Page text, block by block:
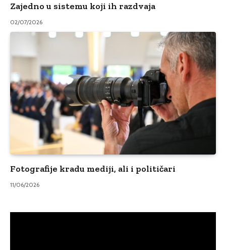
Zajedno u sistemu koji ih razdvaja
02/07/2026
Fotografije kradu mediji, ali i političari
11/06/2026